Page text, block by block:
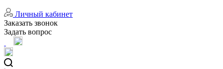
Личный кабинет
Заказать звонок
Задать вопрос